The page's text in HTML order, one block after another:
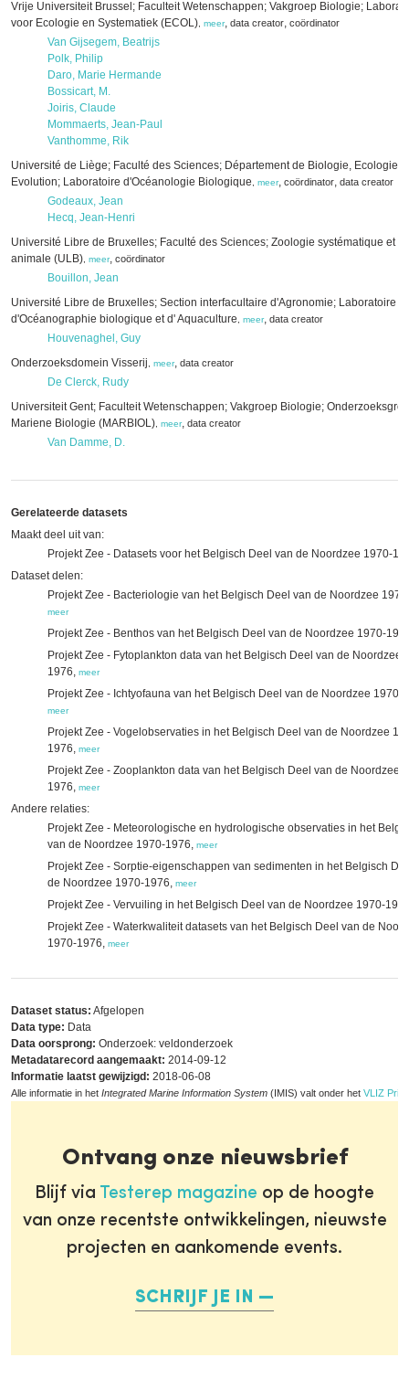
Vrije Universiteit Brussel; Faculteit Wetenschappen; Vakgroep Biologie;
voor Ecologie en Systematiek (ECOL) meer, data creator, coördinator
Van Gijsegem, Beatrijs
Polk, Philip
Daro, Marie Hermande
Bossicart, M.
Joiris, Claude
Mommaerts, Jean-Paul
Vanthomme, Rik
Université de Liège; Faculté des Sciences; Département de Biologie, Ecologie et
Evolution; Laboratoire d'Océanologie Biologique
meer, coördinator, data creator
Godeaux, Jean
Hecq, Jean-Henri
Université Libre de Bruxelles; Faculté des Sciences; Zoologie systématique et
animale (ULB) meer, coördinator
Bouillon, Jean
Université Libre de Bruxelles; Section interfacultaire d'Agronomie; Laboratoire
d'Océanographie biologique et d' Aquaculture
meer, data creator
Houvenaghel, Guy
Onderzoeksdomein Visserij
meer, data creator
De Clerck, Rudy
Universiteit Gent; Faculteit Wetenschappen; Vakgroep Biologie;
Mariene Biologie (MARBIOL) meer, data creator
Van Damme, D.
Gerelateerde datasets
Maakt deel uit van:
Projekt Zee - Datasets voor het Belgisch Deel van de Noordzee 1970-
Dataset delen:
Projekt Zee - Bacteriologie van het Belgisch Deel van de Noordzee
meer
Projekt Zee - Benthos van het Belgisch Deel van de Noordzee 1970-
Projekt Zee - Fytoplankton data van het Belgisch Deel van de Noordzee
1976, meer
Projekt Zee - Ichtyofauna van het Belgisch Deel van de Noordzee 1970-
meer
Projekt Zee - Vogelobservaties in het Belgisch Deel van de Noordzee
1976, meer
Projekt Zee - Zooplankton data van het Belgisch Deel van de Noordzee
1976, meer
Andere relaties:
Projekt Zee - Meteorologische en hydrologische observaties in het
van de Noordzee 1970-1976, meer
Projekt Zee - Sorptie-eigenschappen van sedimenten in het Belgisch
de Noordzee 1970-1976, meer
Projekt Zee - Vervuiling in het Belgisch Deel van de Noordzee 1970-
Projekt Zee - Waterkwaliteit datasets van het Belgisch Deel van de
1970-1976, meer
Dataset status: Afgelopen
Data type: Data
Data oorsprong: Onderzoek: veldonderzoek
Metadatarecord aangemaakt: 2014-09-12
Informatie laatst gewijzigd: 2018-06-08
Alle informatie in het Integrated Marine Information System (IMIS) valt onder het VLIZ
Ontvang onze nieuwsbrief
Blijf via Testerep magazine op de hoogte
van onze recentste ontwikkelingen, nieuwste
projecten en aankomende events.
SCHRIJF JE IN